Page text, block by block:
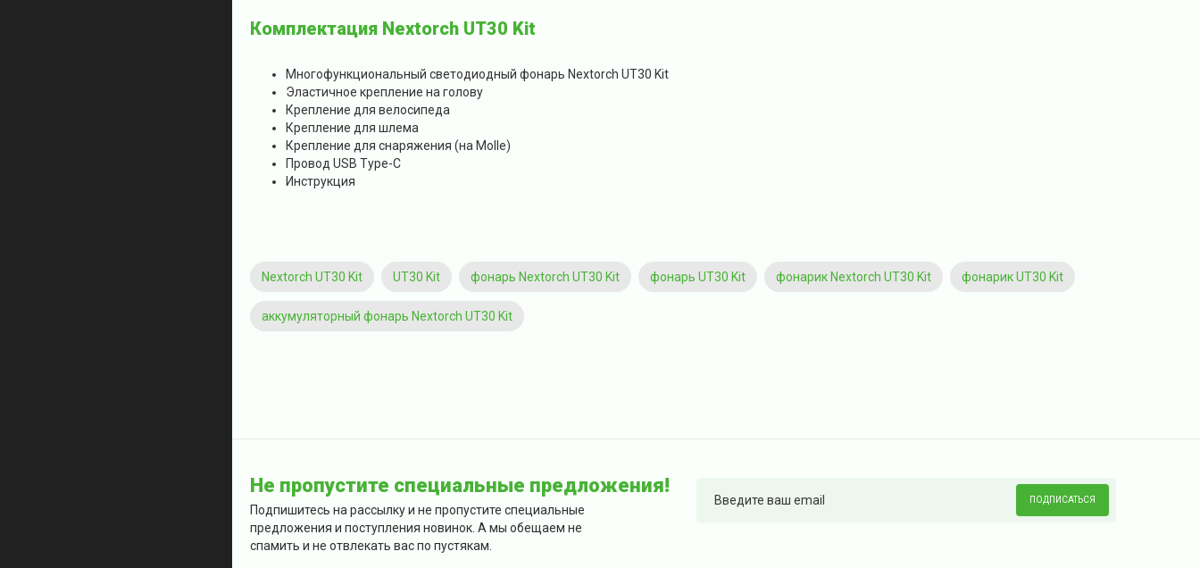
Комплектация Nextorch UT30 Kit
Многофункциональный светодиодный фонарь Nextorch UT30 Kit
Эластичное крепление на голову
Крепление для велосипеда
Крепление для шлема
Крепление для снаряжения (на Molle)
Провод USB Type-C
Инструкция
Nextorch UT30 Kit UT30 Kit фонарь Nextorch UT30 Kit фонарь UT30 Kit фонарик Nextorch UT30 Kit фонарик UT30 Kit
аккумуляторный фонарь Nextorch UT30 Kit
Не пропустите специальные предложения!
Подпишитесь на рассылку и не пропустите специальные
предложения и поступления новинок. А мы обещаем не
спамить и не отвлекать вас по пустякам.
ПОДПИСАТЬСЯ